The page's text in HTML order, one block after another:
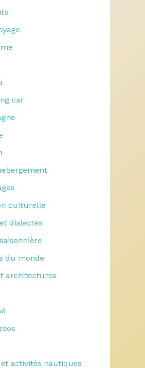
car
culturelle
dialectes
du monde
architectures
et activités nautiques